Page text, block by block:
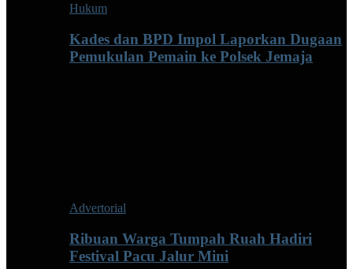
Hukum
Kades dan BPD Impol Laporkan Dugaan
Pemukulan Pemain ke Polsek Jemaja
Advertorial
Ribuan Warga Tumpah Ruah Hadiri
Festival Pacu Jalur Mini